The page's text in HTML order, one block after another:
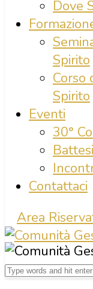
Dove
Spirito
Corso
Spirito
Eventi
30°
Contattaci
Area